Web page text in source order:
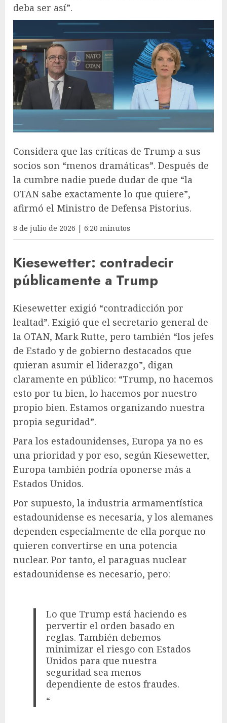
deba ser así”.
Considera que las críticas de Trump a sus
socios son “menos dramáticas”. Después de
la cumbre nadie puede dudar de que “la
OTAN sabe exactamente lo que quiere”,
afirmó el Ministro de Defensa Pistorius.
8 de julio de 2026 | 6:20 minutos
Kiesewetter: contradecir
públicamente a Trump
Kiesewetter exigió “contradicción por
lealtad”. Exigió que el secretario general de
la OTAN, Mark Rutte, pero también “los jefes
de Estado y de gobierno destacados que
quieran asumir el liderazgo”, digan
claramente en público: “Trump, no hacemos
esto por tu bien, lo hacemos por nuestro
propio bien. Estamos organizando nuestra
propia seguridad”.
Para los estadounidenses, Europa ya no es
una prioridad y por eso, según Kiesewetter,
Europa también podría oponerse más a
Estados Unidos.
Por supuesto, la industria armamentística
estadounidense es necesaria, y los alemanes
dependen especialmente de ella porque no
quieren convertirse en una potencia
nuclear. Por tanto, el paraguas nuclear
estadounidense es necesario, pero:
Lo que Trump está haciendo es
pervertir el orden basado en
reglas. También debemos
minimizar el riesgo con Estados
Unidos para que nuestra
seguridad sea menos
dependiente de estos fraudes.
“